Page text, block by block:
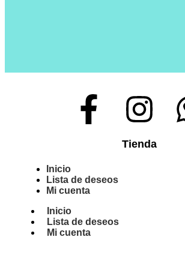
Tienda
Inicio
Lista de deseos
Mi cuenta
Inicio
Lista de deseos
Mi cuenta